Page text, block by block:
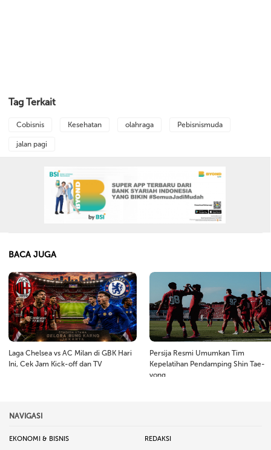
Tag Terkait
Cobisnis Kesehatan olahraga Pebisnismuda
jalan pagi
BACA JUGA
Laga Chelsea vs AC Milan di GBK Hari
Ini, Cek Jam Kick-off dan TV
Persija Resmi Umumkan Tim
Kepelatihan Pendamping Shin Tae-
yong
NAVIGASI
EKONOMI & BISNIS REDAKSI